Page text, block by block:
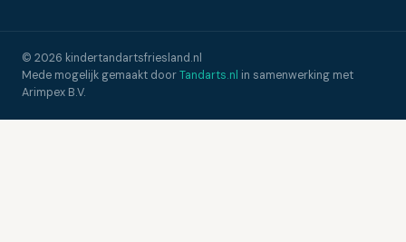
© 2026 kindertandartsfriesland.nl
Mede mogelijk gemaakt doorTandarts.nl in samenwerking met
Arimpex B.V.